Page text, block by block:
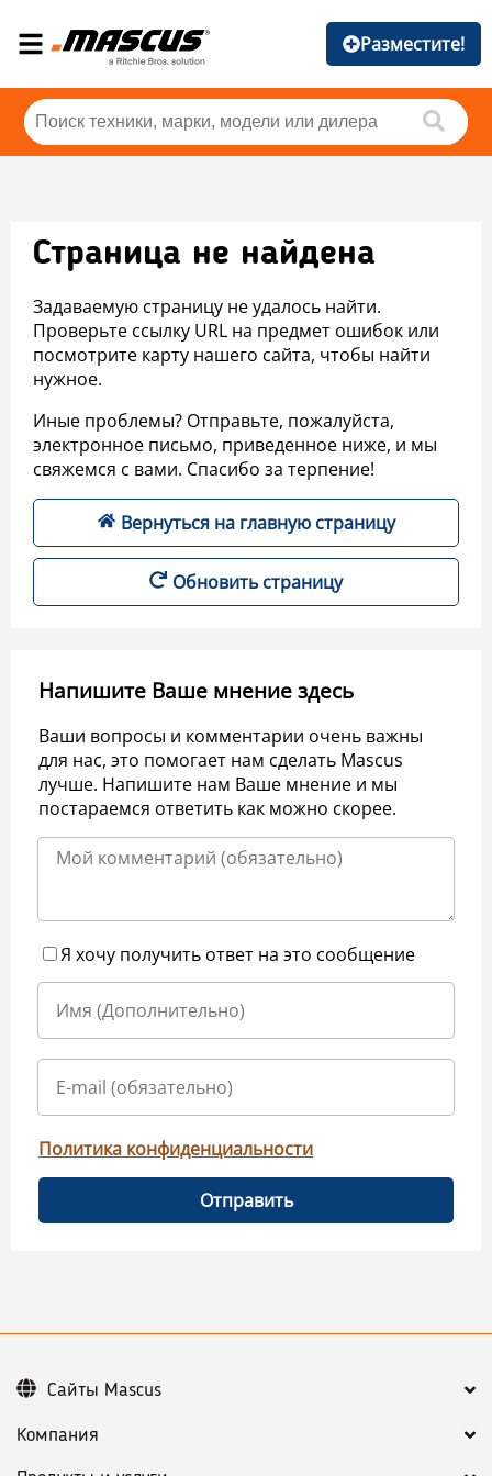
Разместите!
Страница не найдена
Задаваемую страницу не удалось найти.
Проверьте ссылку URL на предмет ошибок или
посмотрите карту нашего сайта, чтобы найти
нужное.
Иные проблемы? Отправьте, пожалуйста,
электронное письмо, приведенное ниже, и мы
свяжемся с вами. Спасибо за терпение!
Вернуться на главную страницу
Обновить страницу
Напишите Ваше мнение здесь
Ваши вопросы и комментарии очень важны
для нас, это помогает нам сделать Mascus
лучше. Напишите нам Ваше мнение и мы
постараемся ответить как можно скорее.
Я хочу получить ответ на это сообщение
Политика конфиденциальности
Отправить
Компания
Сайты Mascus